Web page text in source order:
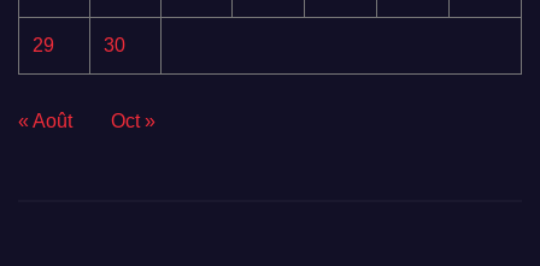
29 30
« Août Oct »